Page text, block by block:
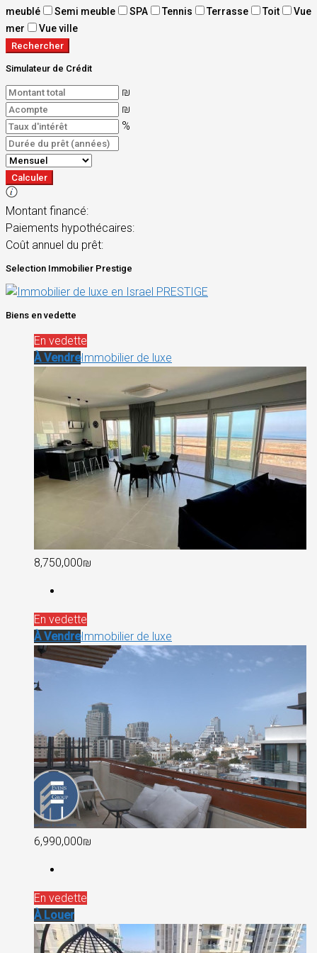
meublé
Semi meuble SPA Tennis Terrasse Toit
Vue
mer
Vue ville
Rechercher
Simulateur de Crédit
₪
₪
%
Calculer
Montant financé:
Paiements hypothécaires:
Coût annuel du prêt:
Selection Immobilier Prestige
Biens en vedette
En vedette
À VendreImmobilier de luxe
8,750,000₪
En vedette
À VendreImmobilier de luxe
6,990,000₪
En vedette
À Louer